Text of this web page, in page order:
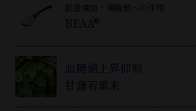
筋量増加・満腹感への作用
BEAA®
血糖値上昇抑制
甘藷若葉末